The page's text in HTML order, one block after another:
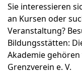
Sie interessieren
an Kursen oder
Veranstaltung?
Bildungsstätten:
Akademie
Grenzverein e. V.